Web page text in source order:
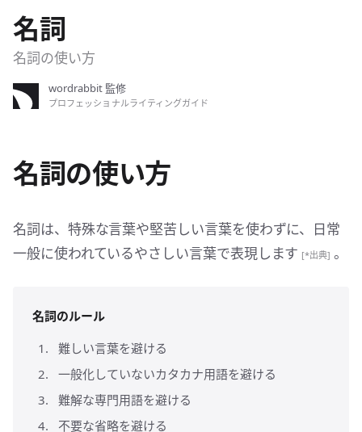
名詞
名詞の使い方
wordrabbit 監修
プロフェッショナルライティングガイド
名詞の使い方
名詞は、特殊な言葉や堅苦しい言葉を使わずに、日常
一般に使われているやさしい言葉で表現します [*出典] 。
名詞のルール
難しい言葉を避ける
一般化していないカタカナ用語を避ける
難解な専門用語を避ける
不要な省略を避ける